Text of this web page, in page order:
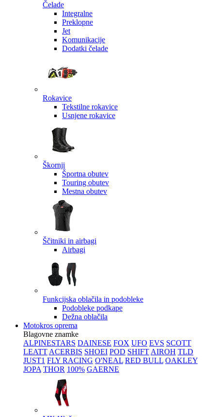
Čelade
Integralne
Preklopne
Jet
Komunikacije
Dodatki čelade
Rokavice
Tekstilne rokavice
Usnjene rokavice
Škornji
Športna obutev
Touring obutev
Mestna obutev
Ščitniki in airbagi
Airbagi
Funkcijska oblačila in podobleke
Podobleke podkape
Dežna oblačila
Motokros oprema
Blagovne znamke
ALPINESTARS DAINESE FOX UFO EVS SCOTT
LEATT ACERBIS SHOEI POD SHIFT AIROH TLD
JUST1 FLY RACING O'NEAL RED BULL OAKLEY
JOPA THOR 100% GAERNE